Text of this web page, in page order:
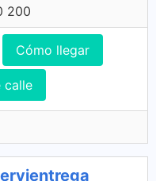
200
Cómo llegar
calle